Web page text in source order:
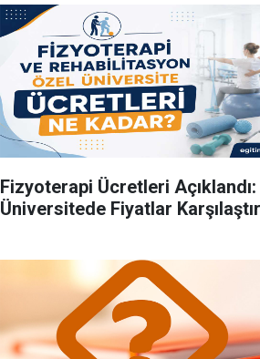
Fizyoterapi Ücretleri Açıklandı:
Üniversitede Fiyatlar